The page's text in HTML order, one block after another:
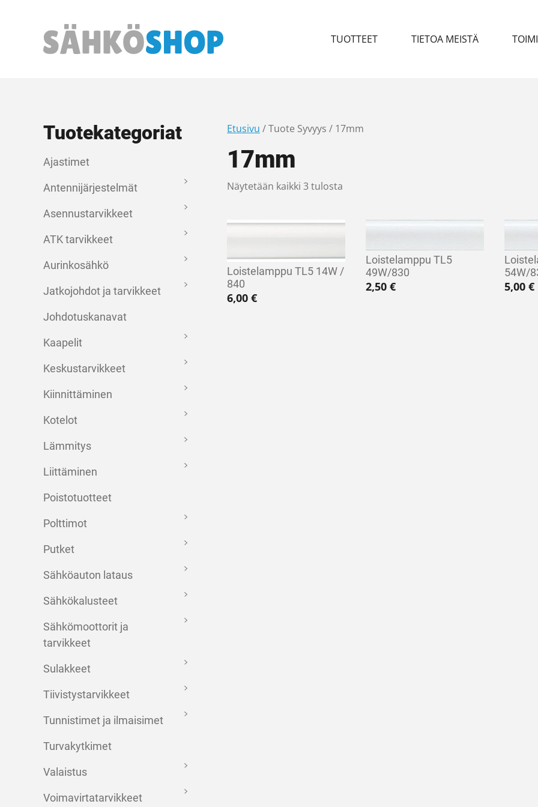
Päävalikko TUOTTEET TIETOA MEISTÄ
Tuotekategoriat
Ajastimet
Antennijärjestelmät
Asennustarvikkeet
ATK tarvikkeet
Aurinkosähkö
Jatkojohdot ja tarvikkeet
Johdotuskanavat
Kaapelit
Keskustarvikkeet
Kiinnittäminen
Kotelot
Lämmitys
Liittäminen
Poistotuotteet
Polttimot
Putket
Sähköauton lataus
Sähkökalusteet
Sähkömoottorit ja
tarvikkeet
Sulakkeet
Tiivistystarvikkeet
Tunnistimet ja ilmaisimet
Turvakytkimet
Valaistus
Voimavirtatarvikkeet
Etusivu / Tuote Syvyys / 17mm
17mm
Näytetään kaikki 3 tulosta
Loistelamppu TL5 14W /
840
6,00 €
Loistelamppu TL5
49W/830
2,50€
54W/
5,00€